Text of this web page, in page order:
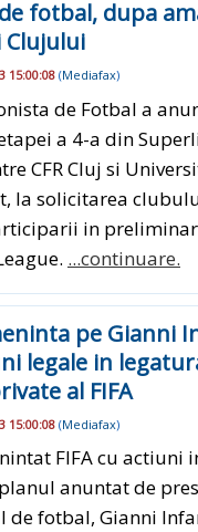
fotbal, dupa
15:00:08(Mediafax)
de Fotbal a
a 4-a din
CFR Cluj si
la solicitarea
in
...continuare.
pe Gianni
legale in
al FIFA
15:00:08(Mediafax)
FIFA cu actiuni
anuntat de
de fotbal, Gianni